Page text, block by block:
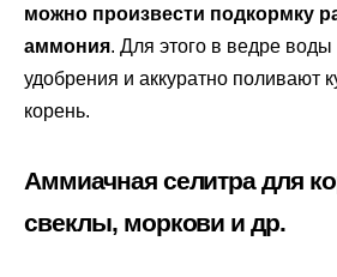
можно произвести подкормку
аммония. Для этого в ведре воды
удобрения и аккуратно поливают
корень.
Аммиачная селитра для
свеклы, моркови и др.